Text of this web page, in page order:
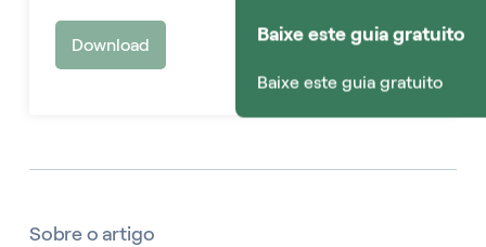
Sobre o artigo
Baixe este guia gratuito
Baixe este guia gratuito